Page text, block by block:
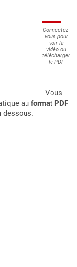
Connectez-
vous pour
voir la
vidéo ou
télécharger
le PDF
auformat PDF
dessous.